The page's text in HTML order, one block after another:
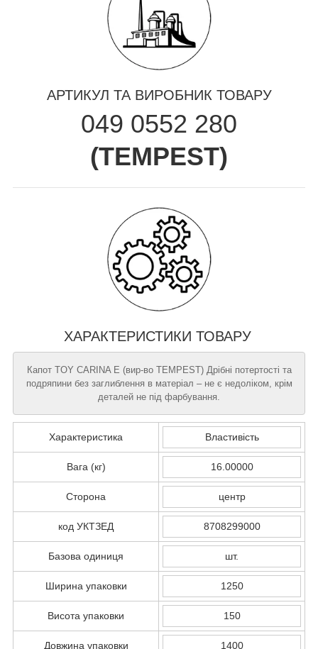
АРТИКУЛ ТА ВИРОБНИК ТОВАРУ
049 0552 280
(TEMPEST)
ХАРАКТЕРИСТИКИ ТОВАРУ
Капот TOY CARINA E (вир-во TEMPEST) Дрібні потертості та
подряпини без заглиблення в матеріал – не є недоліком, крім
деталей не під фарбування.
Характеристика Властивість
Вага (кг) 16.00000
Сторона центр
код УКТЗЕД 8708299000
Базова одиниця шт.
Ширина упаковки 1250
Висота упаковки 150
Довжина упаковки 1400